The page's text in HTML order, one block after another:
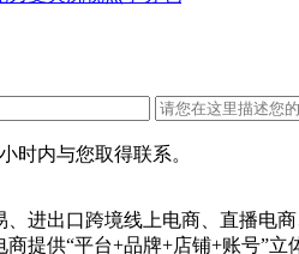
时内与您取得联系。
进出口跨境线上电商、直播电
提供“平台+品牌+店铺+账号”立